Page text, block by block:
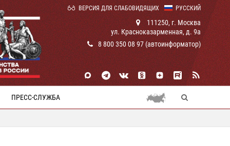
РУССКИЙ
ВЕРСИЯ ДЛЯ СЛАБОВИДЯЩИХ
111250, г. Москва
ул. Красноказарменная, д. 9а
8 800 350 08 97 (автоинформатор)
ПРЕСС-СЛУЖБА